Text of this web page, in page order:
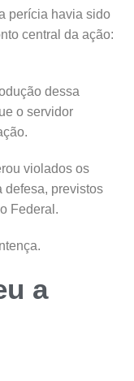
perícia havia sido
central da ação:
dessa
o servidor
violados os
defesa, previstos
Federal.
a